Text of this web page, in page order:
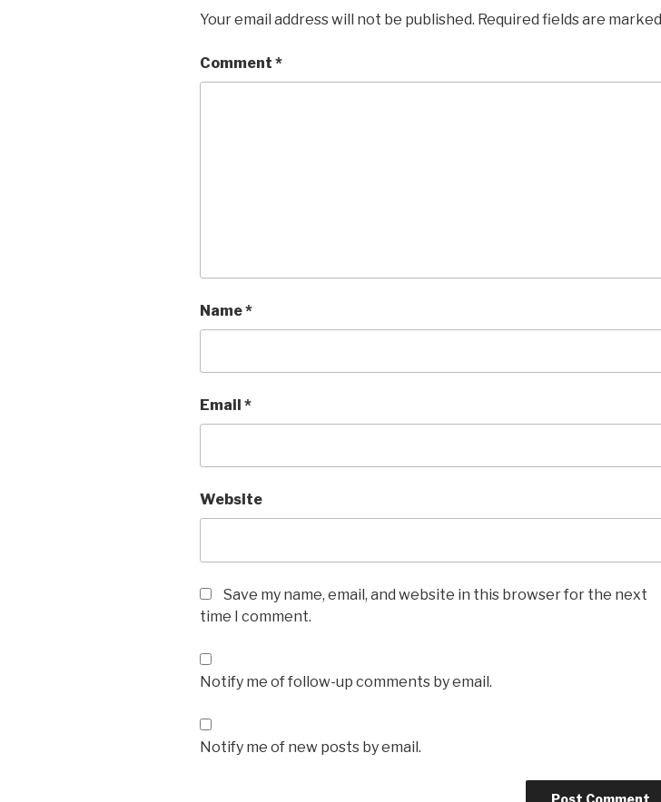
Your email address will not be published. Required fields are marked
Comment *
Name*
Email *
Website
Save my name, email, and website in this browser for the next
time I comment.
Notify me of follow-up comments by email.
Notify me of new posts by email.